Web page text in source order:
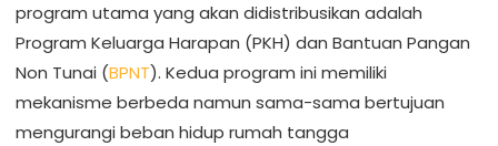
program utama yang akan didistribusikan adalah
Program Keluarga Harapan (PKH) dan Bantuan Pangan
Non Tunai (BPNT). Kedua program ini memiliki
mekanisme berbeda namun sama-sama bertujuan
mengurangi beban hidup rumah tangga